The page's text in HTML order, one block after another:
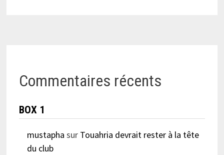
Commentaires récents
BOX 1
mustapha sur Touahria devrait rester à la tête
du club